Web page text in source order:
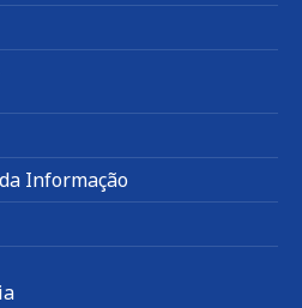
Informação